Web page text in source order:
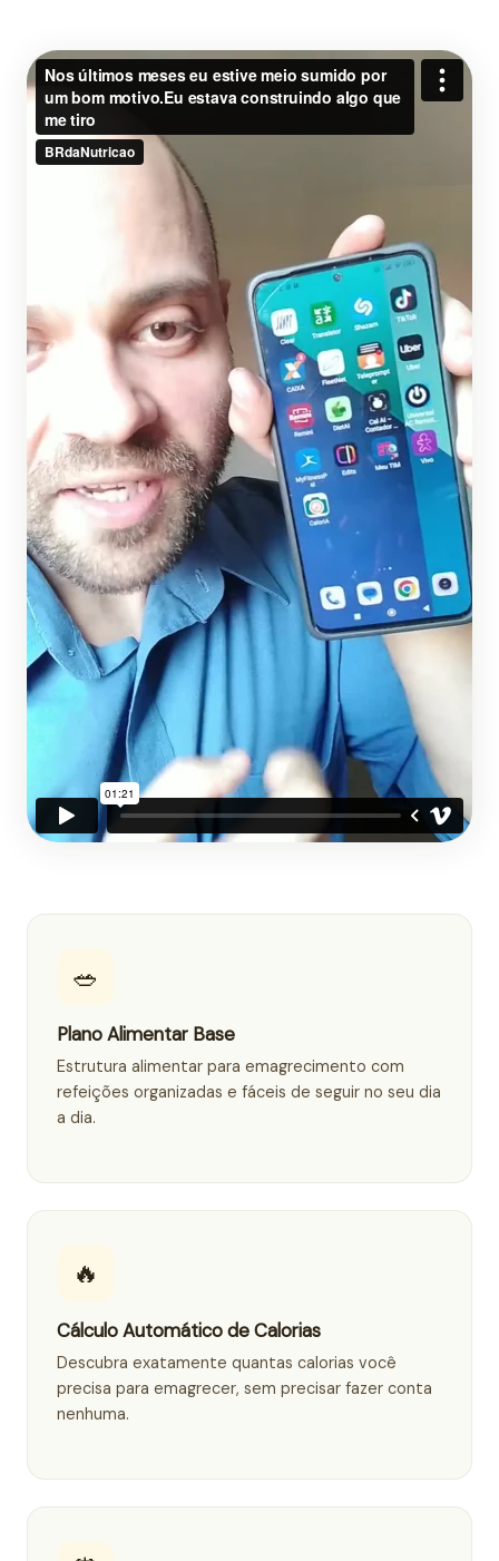
🥗
Plano Alimentar Base
Estrutura alimentar para emagrecimento com
refeições organizadas e fáceis de seguir no seu dia
a dia.
🔥
Cálculo Automático de Calorias
Descubra exatamente quantas calorias você
precisa para emagrecer, sem precisar fazer conta
nenhuma.